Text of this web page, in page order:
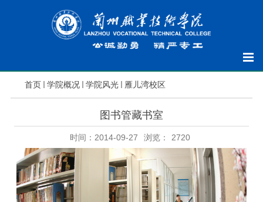
首页 学院概况 学院风光 雁儿湾校区
图书管藏书室
时间：2014-09-27 浏览： 2720